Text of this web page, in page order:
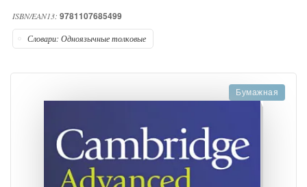
ISBN/EAN13: 9781107685499
Словари: Одноязычные толковые
Бумажная